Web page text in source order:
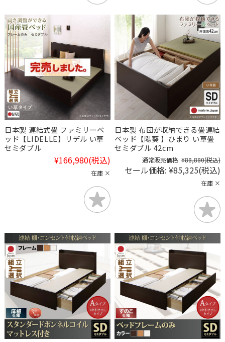
日本製 連結式畳 ファミリーベ
ッド【LIDELLE】リデル い草
セミダブル
¥166,980(税込)
在庫 ×
日本製 布団が収納できる畳連結
ベッド【陽葵 】ひまり い草畳
セミダブル 42cm
通常販売価格: ¥88,880(税込)
セール価格: ¥85,325(税込)
在庫 ×